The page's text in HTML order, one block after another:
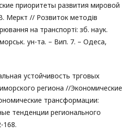
приоритеты развития мировой
Меркт // Розвиток методів
на транспорті: зб. наук.
ун-та. – Вип. 7. – Одеса,
устойчивость трговых
региона //Экономические
трансформации:
тенденции регионального
168.